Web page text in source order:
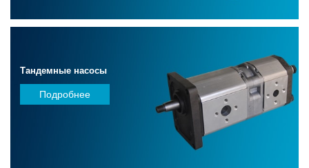
Тандемные насосы
Подробнее